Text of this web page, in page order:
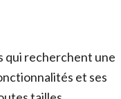
qui recherchent une
et ses